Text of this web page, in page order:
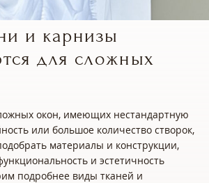
и карнизы
для сложных
окон, имеющих нестандартную
или большое количество створок,
материалы и конструкции,
и эстетичность
подробнее виды тканей и